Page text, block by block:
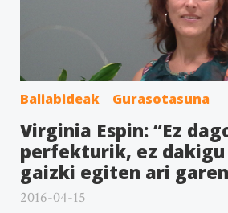
Baliabideak Gurasotasuna
Virginia Espin: “Ez
perfekturik, ez dakigu
gaizki egiten ari
2016-04-15